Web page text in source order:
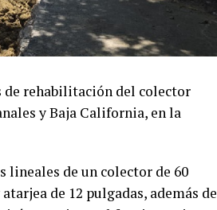
de rehabilitación del colector
y Baja California, en la
de un colector de 60
de 12 pulgadas, además de